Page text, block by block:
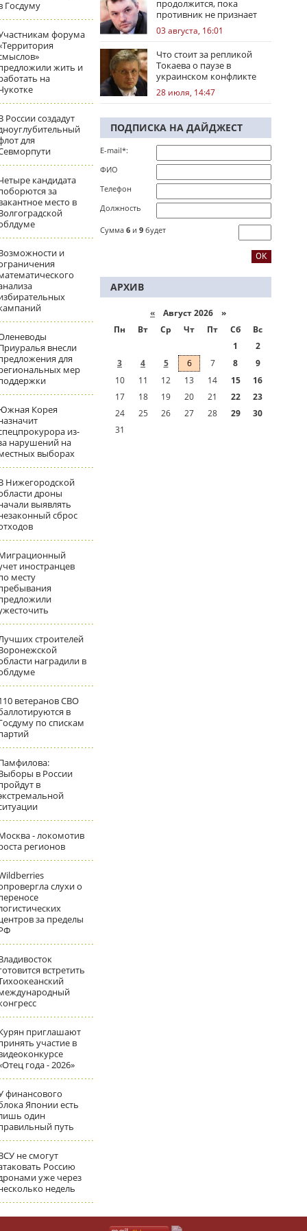
Госдуму
форума
жить и
на
России создадут
для
кандидата
за
место в
и
внесли
для
мер
Корея
из-
нарушений на
выборах
Нижегородской
дроны
выявлять
сброс
иностранцев
месту
строителей
наградили в
ветеранов СВО
в
по спискам
в России
в
- локомотив
регионов
слухи о
за пределы
встретить
приглашают
участие в
года - 2026»
финансового
Японии есть
один
путь
не смогут
Россию
уже через
недель
продолжится, пока
противник не признает
стратегическое
поражение
03 августа, 16:01
Что стоит за репликой
Токаева о паузе в
украинском конфликте
28 июля, 14:47
ПОДПИСКА НА ДАЙДЖЕСТ
E-mail*:
ФИО
Телефон
Должность
Сумма 6 и 9 будет
АРХИВ
« Август 2026 »
Пн
Вт Ср Чт Пт Сб
Вс
1
2
3
4 5 6 7 8
9
10
11 12 13 14 15
16
17
18 19 20 21 22
23
24
25 26 27 28 29
30
31